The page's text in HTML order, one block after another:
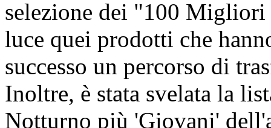
selezione dei "100
luce quei prodotti che
successo un percorso di
Inoltre, è stata svelata la
Notturno più 'Giovani'